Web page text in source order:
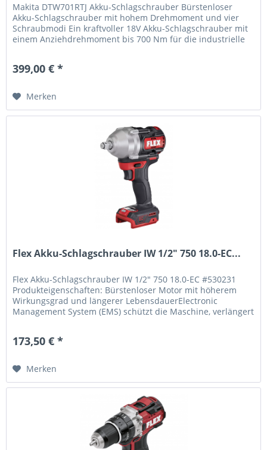
Makita DTW701RTJ Akku-Schlagschrauber Bürstenloser
Akku-Schlagschrauber mit hohem Drehmoment und vier
Schraubmodi Ein kraftvoller 18V Akku-Schlagschrauber mit
einem Anziehdrehmoment bis 700 Nm für die industrielle
399,00 € *
Merken
Flex Akku-Schlagschrauber IW 1/2" 750 18.0-EC...
Flex Akku-Schlagschrauber IW 1/2" 750 18.0-EC #530231
Produkteigenschaften: Bürstenloser Motor mit höherem
Wirkungsgrad und längerer LebensdauerElectronic
Management System (EMS) schützt die Maschine, verlängert
173,50 € *
Merken